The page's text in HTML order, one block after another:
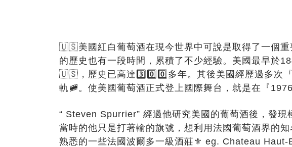
🇺🇸美國紅白葡萄酒在現今世界中可說是取得了一個
的歷史也有一段時間，累積了不少經驗。美國最早於
🇺🇸 ，歷史已高達 3️⃣0️⃣0️⃣ 多年。其後美國經歷過多次
軌 🚞。使美國葡萄酒正式登上國際舞台，就是在『 1976
“ Steven Spurrier” 經過他研究美國的葡萄酒後，發
當時的他只是打著輸的旗號，想利用法國葡萄酒界的
熟悉的一些法國波爾多一級酒莊⚜️ eg. Chateau